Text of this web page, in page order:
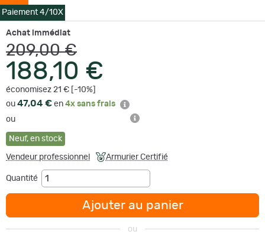
Paiement 4/10X
Achat immédiat
209,00 €
188,10 €
économisez 21 € [-10%]
ou 47,04 € en 4x sans frais
ou
Neuf, en stock
Vendeur professionnel Armurier Certifié
Quantité
Ajouter au panier
ou